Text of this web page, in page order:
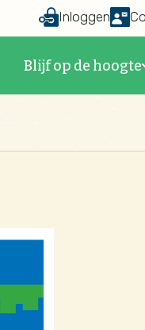
Inloggen
Blijf op de hoogte